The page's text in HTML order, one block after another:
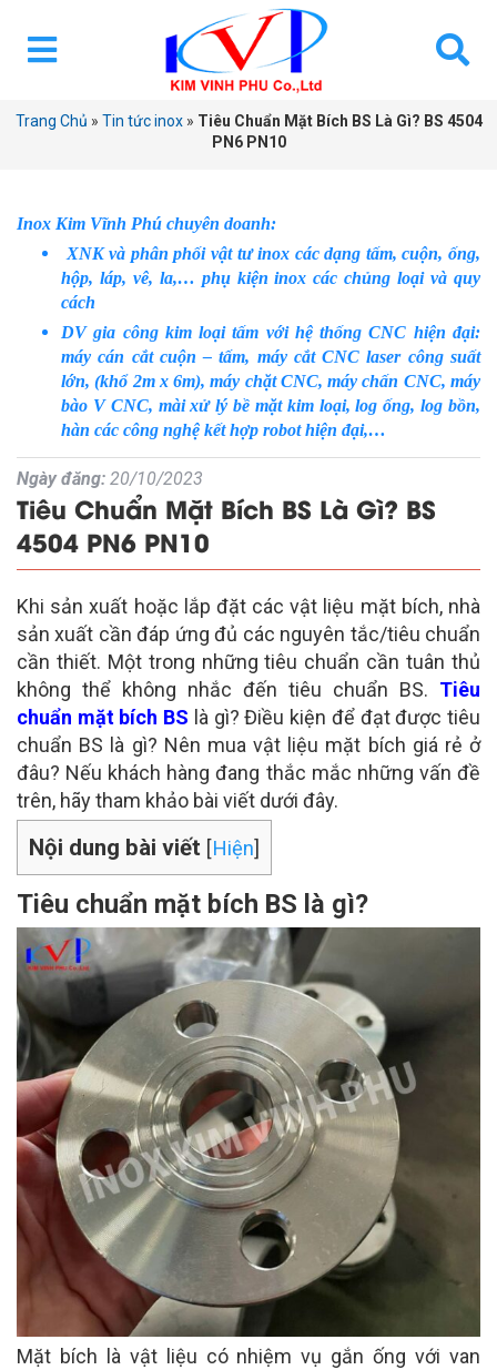
Trang Chủ » Tin tức inox» Tiêu Chuẩn Mặt Bích BS Là Gì? BS 4504
PN6 PN10
Inox Kim Vĩnh Phú chuyên doanh:
XNK và phân phối vật tư inox các dạng tấm, cuộn, ống,
hộp, láp, vê, la,… phụ kiện inox các chủng loại và quy
cách
DV gia công kim loại tấm với hệ thống CNC hiện đại:
máy cán cắt cuộn – tấm, máy cắt CNC laser công suất
lớn, (khổ 2m x 6m), máy chặt CNC, máy chấn CNC, máy
bào V CNC, mài xử lý bề mặt kim loại, log ống, log bồn,
hàn các công nghệ kết hợp robot hiện đại,…
Ngày đăng: 20/10/2023
Tiêu Chuẩn Mặt Bích BS Là Gì? BS
4504 PN6 PN10
Khi sản xuất hoặc lắp đặt các vật liệu mặt bích, nhà
sản xuất cần đáp ứng đủ các nguyên tắc/tiêu chuẩn
cần thiết. Một trong những tiêu chuẩn cần tuân thủ
không thể không nhắc đến tiêu chuẩn BS. Tiêu
chuẩn mặt bích BS là gì? Điều kiện để đạt được tiêu
chuẩn BS là gì? Nên mua vật liệu mặt bích giá rẻ ở
đâu? Nếu khách hàng đang thắc mắc những vấn đề
trên, hãy tham khảo bài viết dưới đây.
Nội dung bài viết [Hiện]
Tiêu chuẩn mặt bích BS là gì?
Mặt bích là vật liệu có nhiệm vụ gắn ống với van